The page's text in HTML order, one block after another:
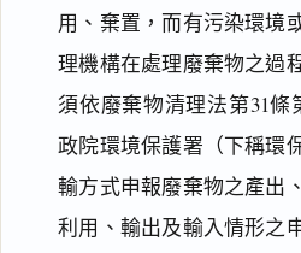
用、棄置，而有污染環境
理機構在處理廢棄物之過
須依廢棄物清理法第31
政院環境保護署（下稱環
輸方式申報廢棄物之產出
利用、輸出及輸入情形之